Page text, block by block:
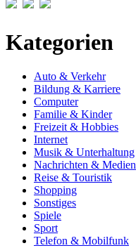
Kategorien
Auto & Verkehr
Bildung & Karriere
Computer
Familie & Kinder
Freizeit & Hobbies
Internet
Musik & Unterhaltung
Nachrichten & Medien
Reise & Touristik
Shopping
Sonstiges
Spiele
Sport
Telefon & Mobilfunk